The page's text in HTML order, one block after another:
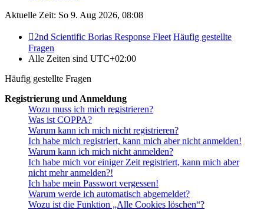
Aktuelle Zeit: So 9. Aug 2026, 08:08
2nd Scientific Borias Response Fleet Häufig gestellte
Fragen
Alle Zeiten sind UTC+02:00
Häufig gestellte Fragen
Registrierung und Anmeldung
Wozu muss ich mich registrieren?
Was ist COPPA?
Warum kann ich mich nicht registrieren?
Ich habe mich registriert, kann mich aber nicht anmelden!
Warum kann ich mich nicht anmelden?
Ich habe mich vor einiger Zeit registriert, kann mich aber
nicht mehr anmelden?!
Ich habe mein Passwort vergessen!
Warum werde ich automatisch abgemeldet?
Wozu ist die Funktion „Alle Cookies löschen“?